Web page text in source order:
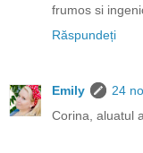
frumos si
Răspundeți
Emily
24
Corina, aluatul